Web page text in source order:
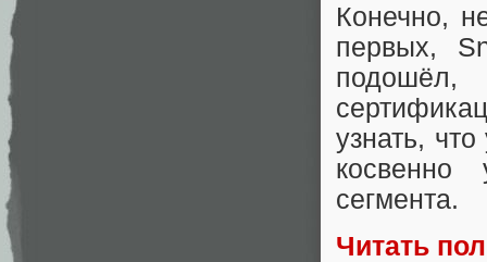
Конечно,
первых,
узнать,
косвенно
сегмента.
Читать